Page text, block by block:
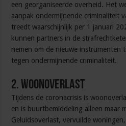
een georganiseerde overheid. Het
aanpak ondermijnende criminaliteit
treedt waarschijnlijk per 1 januari
kunnen partners in de
nemen om de nieuwe instrumenten
tegen ondermijnende criminaliteit.
2. Woonoverlast
Tijdens de coronacrisis is
en is buurtbemiddeling alleen maar
Geluidsoverlast, vervuilde